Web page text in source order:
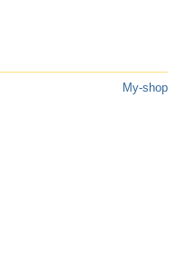
My-shop